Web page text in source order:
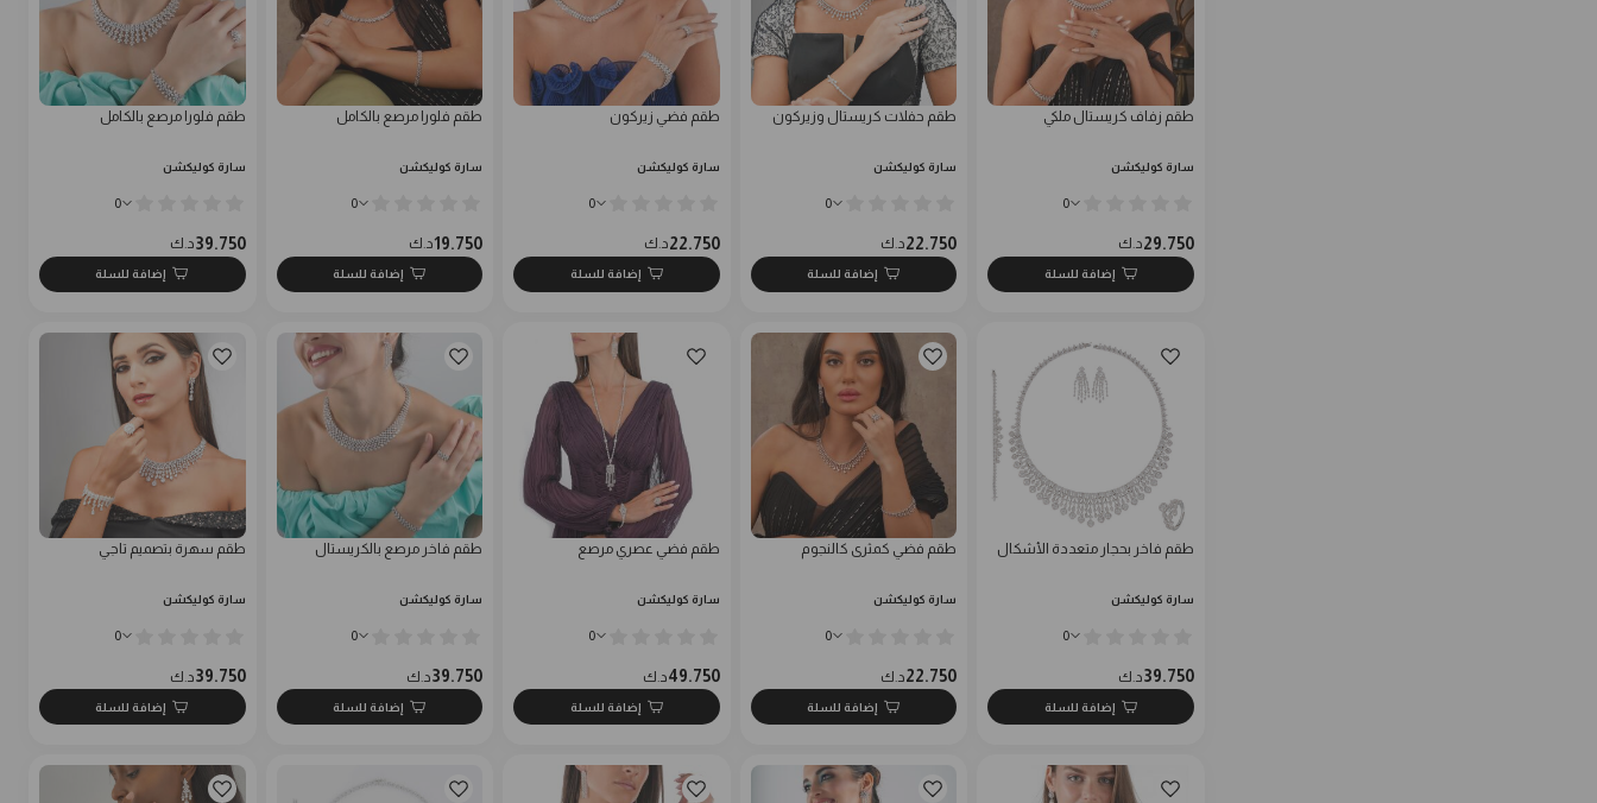
طقم زفاف كريستال ملكي
سارة كوليكشن
0
29.750د.ك
إضافة للسلة
طقم حفلات كريستال وزيركون
سارة كوليكشن
0
22.750د.ك
إضافة للسلة
طقم فضي زيركون
سارة كوليكشن
0
22.750د.ك
إضافة للسلة
طقم فلورا مرصع بالكامل
سارة كوليكشن
0
19.750د.ك
إضافة للسلة
طقم فلورا مرصع بالكامل
سارة كوليكشن
0
39.750د.ك
إضافة للسلة
طقم فاخر بحجار متعددة الأشكال
سارة كوليكشن
0
39.750د.ك
إضافة للسلة
طقم فضي كمثرى كالنجوم
سارة كوليكشن
0
22.750د.ك
إضافة للسلة
طقم فضي عصري مرصع
سارة كوليكشن
0
49.750د.ك
إضافة للسلة
طقم فاخر مرصع بالكريستال
سارة كوليكشن
0
39.750د.ك
إضافة للسلة
طقم سهرة بتصميم تاجي
سارة كوليكشن
0
39.750د.ك
إضافة للسلة